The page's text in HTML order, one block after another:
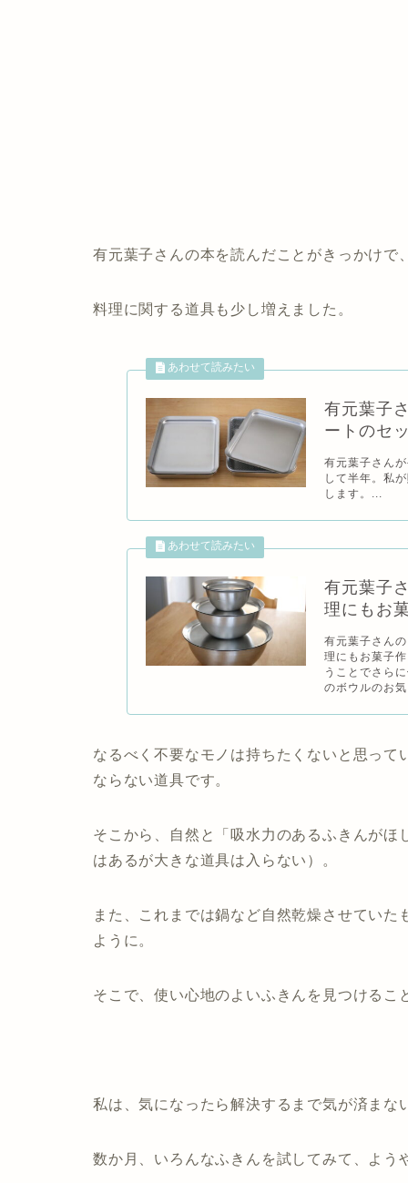
有元葉子さんの本を読んだことがきっかけ
料理に関する道具も少し増えました。
有元葉子
ートのセ
有元葉子さん
して半年。私
します。...
有元葉子
理にもお
有元葉子さん
理にもお菓子
うことでさら
のボウルのお
なるべく不要なモノは持ちたくないと思っ
ならない道具です。
そこから、自然と「吸水力のあるふきんが
はあるが大きな道具は入らない）。
また、これまでは鍋など自然乾燥させてい
ように。
そこで、使い心地のよいふきんを見つけるこ
私は、気になったら解決するまで気が済まな
数か月、いろんなふきんを試してみて、よう